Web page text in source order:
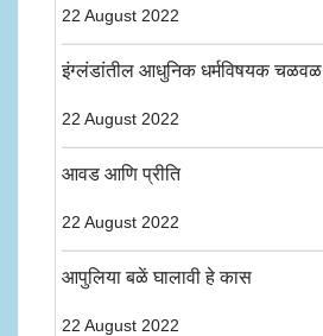
22 August 2022
इंग्लंडांतील आधुनिक धर्मविषयक चळवळ
22 August 2022
आवड आणि प्रीति
22 August 2022
आपुलिया बळें घालावी हे कास
22 August 2022